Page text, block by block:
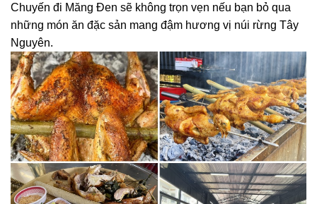
Chuyến đi Măng Đen sẽ không trọn vẹn nếu bạn bỏ qua
những món ăn đặc sản mang đậm hương vị núi rừng Tây
Nguyên.